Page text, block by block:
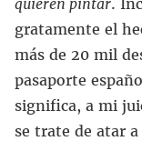
quieren pintar.
gratamente el
más de 20 mil
pasaporte
significa, a mi
se trate de atar